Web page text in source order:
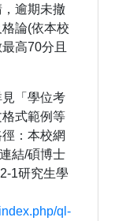
逾期未撤
論(依本校
高70分且
「學位考
式範例等
：本校網
結/碩博士
1研究生學
ql-